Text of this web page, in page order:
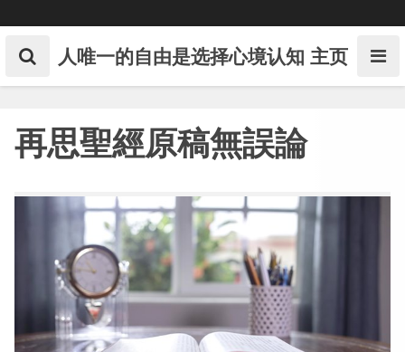
to
content 人唯一的自由是选择心境认知 主页
再思聖經原稿無誤論